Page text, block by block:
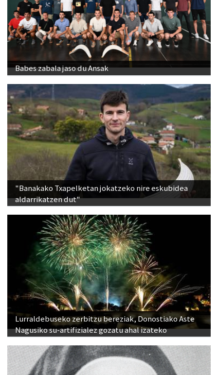
Babes zabala jaso du Ansak
"Banakako Txapelketan jokatzeko nire eskubidea
aldarrikatzen dut"
Lurraldebuseko zerbitzu bereziak, Donostiako Aste
Nagusiko su-artifizialez gozatu ahal izateko